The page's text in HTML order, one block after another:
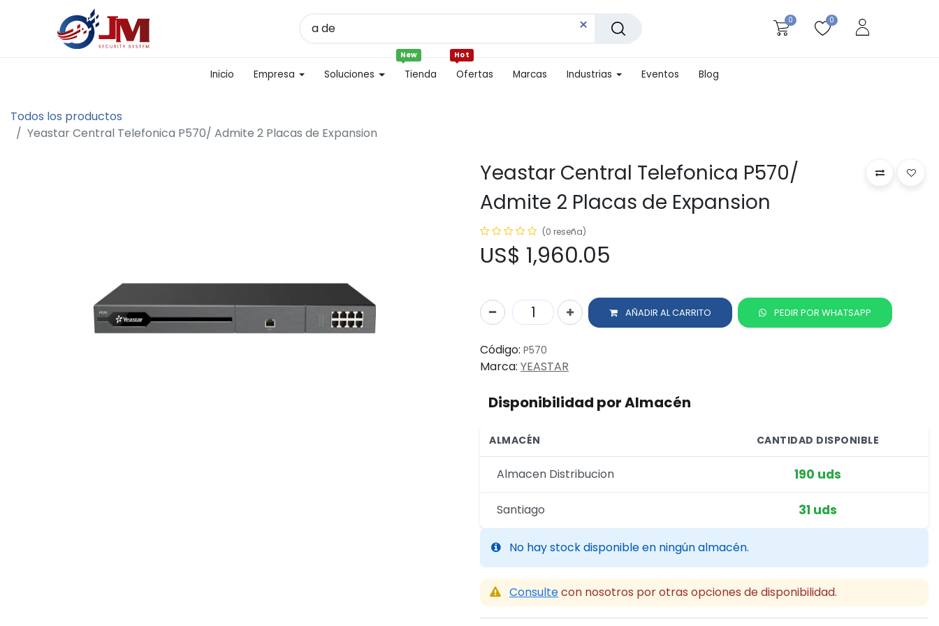
0 0
Inicio Empresa Soluciones Tienda
New
Ofertas
Hot
Marcas Industrias Eventos Blog
Todos los productos
Yeastar Central Telefonica P570/ Admite 2 Placas de Expansion
Yeastar Central Telefonica P570/
Admite 2 Placas de Expansion
(0 reseña)
US$ 1,960.05
AÑADIR AL CARRITO PEDIR POR WHATSAPP
Código: P570
Marca: YEASTAR
Disponibilidad por Almacén
ALMACÉN CANTIDAD DISPONIBLE
Almacen Distribucion 190 uds
Santiago 31 uds
No hay stock disponible en ningún almacén.
Consultecon nosotros por otras opciones de disponibilidad.